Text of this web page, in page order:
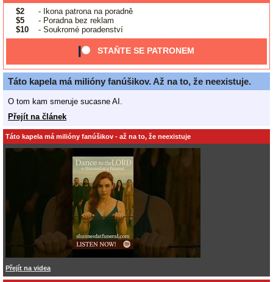
$2
- Ikona patrona na poradně
$5
- Poradna bez reklam
$10
- Soukromé poradenství
STAŇTE SE PATRONEM
Táto kapela má milióny fanúšikov. Až na to, že neexistuje.
O tom kam smeruje sucasne AI.
Přejít na článek
Táto kapela má milióny fanúšikov - až na to, že neexistuje
Přejít na videa